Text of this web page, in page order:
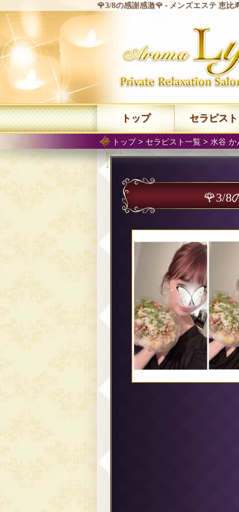
🌹3/8の感謝感激🌹 - メンズエステ 恵比
トップ> セラピスト一覧>水谷 か
🌹3/8
トップ セラピスト